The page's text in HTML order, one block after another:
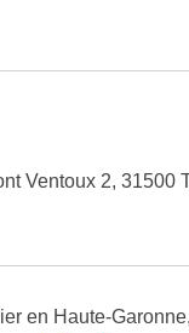
Ventoux 2, 31500
en Haute-